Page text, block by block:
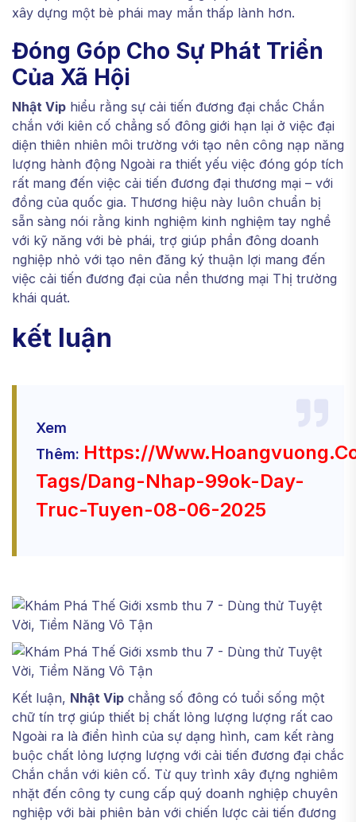
xây dựng một bè phái may mắn thấp lành hơn.
Đóng Góp Cho Sự Phát Triển
Của Xã Hội
Nhật Vip hiểu rằng sự cải tiến đương đại chắc Chắn
chắn với kiên cố chẳng số đông giới hạn lại ở việc đại
diện thiên nhiên môi trường với tạo nên công nạp năng
lượng hành động Ngoài ra thiết yếu việc đóng góp tích
rất mang đến việc cải tiến đương đại thương mại – với
đồng của quốc gia. Thương hiệu này luôn chuẩn bị
sẵn sàng nói rằng kinh nghiệm kinh nghiệm tay nghề
với kỹ năng với bè phái, trợ giúp phần đông doanh
nghiệp nhỏ với tạo nên đăng ký thuận lợi mang đến
việc cải tiến đương đại của nền thương mại Thị trường
khái quát.
kết luận
Xem
Thêm: Https://
Tags/dang-Nhap-99ok-Day-
Truc-Tuyen-08-06-2025
Kết luận, Nhật Vip chẳng số đông có tuổi sống một
chữ tín trợ giúp thiết bị chất lỏng lượng lượng rất cao
Ngoài ra là điển hình của sự dạng hình, cam kết ràng
buộc chất lỏng lượng lượng với cải tiến đương đại chắc
Chắn chắn với kiên cố. Từ quy trình xây đựng nghiêm
nhặt đến công ty cung cấp quý doanh nghiệp chuyên
nghiệp với bài phiên bản với chiến lược cải tiến đương